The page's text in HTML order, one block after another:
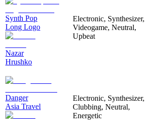
Synth Pop
Long Logo
Nazar
Hrushko
Electronic, Synthesizer,
Videogame, Neutral,
Upbeat
Danger
Asia Travel
Electronic, Synthesizer,
Clubbing, Neutral,
Energetic